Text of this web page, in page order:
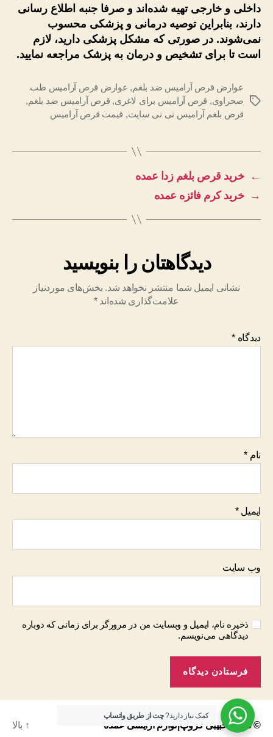
داخلی و خارجی تهیه شده‌اند و صرفا جنبه اطلاع رسانی
دارند، بنابراین توصیه درمانی و پزشکی محسوب
نمی‌شوند. در صورتی که مشکل پزشکی دارید، لازم
است تا برای تشخیص و درمان به پزشک مراجعه نمایید.
برچسب‌ها
عوارض قرص آرامیس ضد بلغم, عوارض قرص آرامیس طب
صحراوی, قرص آرامیس برای لاغری, قرص آرامیس ضد بلغم,
قرص بلغم آرامیس نی نی سایت, قیمت قرص آرامیس
←
خرید قرص بلغم زدا عمده
→
خرید کرم فائزه عمده
دیدگاهتان را بنویسید
نشانی ایمیل شما منتشر نخواهد شد. بخش‌های موردنیاز
علامت‌گذاری شده‌اند*
دیدگاه*
نام *
ایمیل*
وب‌ سایت
ذخیره نام، ایمیل و وبسایت من در مرورگر برای زمانی که دوباره
دیدگاهی می‌نویسم.
© 2026 حبیبی گروپ|لوازم ارایشی عمده ↑ بالا
کمک نیاز دارید?چت از طریق واتساپ